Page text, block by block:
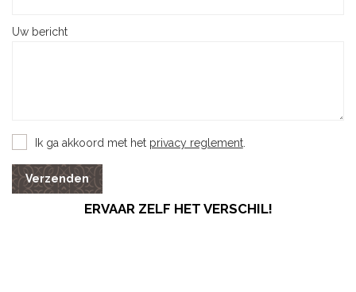
Uw bericht
Ik ga akkoord met het privacy reglement.
Verzenden
ERVAAR ZELF HET VERSCHIL!